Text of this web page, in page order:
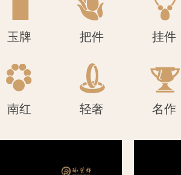
玉牌 把件 挂件
南红 轻奢 名作